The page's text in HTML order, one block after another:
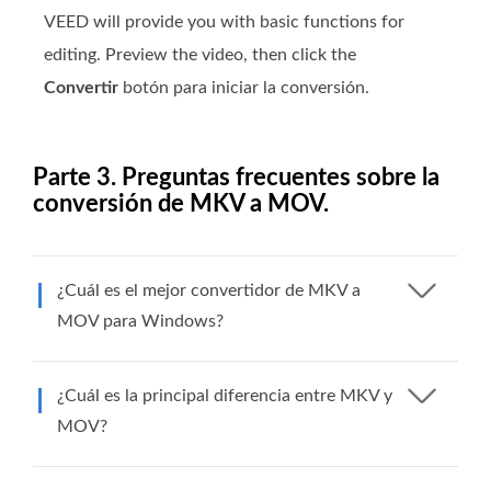
VEED will provide you with basic functions for
editing. Preview the video, then click the
Convertir botón para iniciar la conversión.
Parte 3. Preguntas frecuentes sobre la
conversión de MKV a MOV.
¿Cuál es el mejor convertidor de MKV a
MOV para Windows?
¿Cuál es la principal diferencia entre MKV y
MOV?